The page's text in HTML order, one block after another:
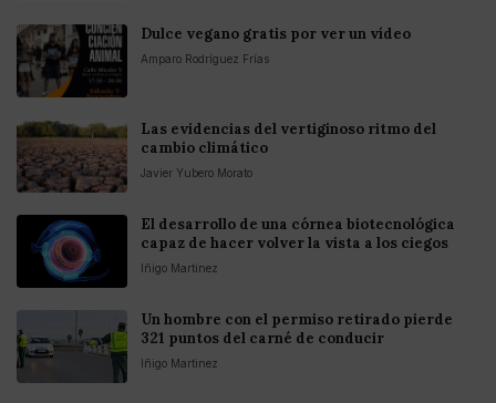
Dulce vegano gratis por ver un vídeo
Amparo Rodríguez Frías
Las evidencias del vertiginoso ritmo del
cambio climático
Javier Yubero Morato
El desarrollo de una córnea biotecnológica
capaz de hacer volver la vista a los ciegos
Iñigo Martinez
Un hombre con el permiso retirado pierde
321 puntos del carné de conducir
Iñigo Martinez